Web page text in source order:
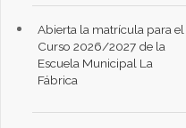
Abierta la matrícula para el
Curso 2026/2027 de la
Escuela Municipal La
Fábrica